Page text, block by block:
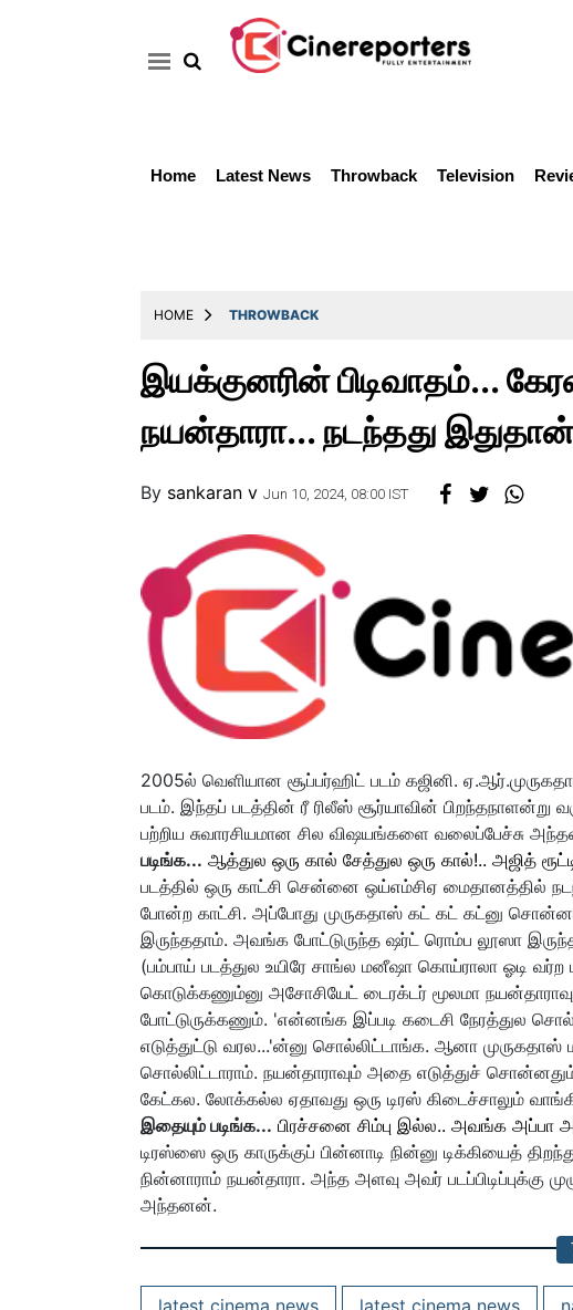
Home Latest News Throwback Television
HOME THROWBACK
இயக்குனரின் பிடிவாதம்...
நயன்தாரா... நடந்தது
By sankaran v Jun 10, 2024, 08:00 IST
2005ல் வெளியான சூப்பர்ஹிட் படம் கஜினி.
படம். இந்தப் படத்தின் ரீ ரிலீஸ் சூர்யாவின் பிறந்தநாளன்று
பற்றிய சுவாரசியமான சில விஷயங்களை வலைப்பேச்சு
படிங்க... ஆத்துல ஒரு கால் சேத்துல ஒரு கால்!.. அஜித்
படத்தில் ஒரு காட்சி சென்னை ஒய்எம்சிஏ மைதானத்தில்
போன்ற காட்சி. அப்போது முருகதாஸ் கட் கட் கட்னு
இருந்ததாம். அவங்க போட்டுருந்த ஷர்ட் ரொம்ப லூஸா
(பம்பாய் படத்துல உயிரே சாங்ல மனீஷா கொய்ராலா ஓடி
கொடுக்கணும்னு அசோசியேட் டைரக்டர் மூலமா
போட்டுருக்கணும். 'என்னங்க இப்படி கடைசி நேரத்துல
எடுத்துட்டு வரல...'ன்னு சொல்லிட்டாங்க. ஆனா முருகதாஸ்
சொல்லிட்டாராம். நயன்தாராவும் அதை எடுத்துச்
கேட்கல. லோக்கல்ல ஏதாவது ஒரு டிரஸ் கிடைச்சாலும்
இதையும் படிங்க... பிரச்சனை சிம்பு இல்ல.. அவங்க அப்பா
டிரஸ்ஸை ஒரு காருக்குப் பின்னாடி நின்னு டிக்கியைத்
நின்னாராம் நயன்தாரா. அந்த அளவு அவர் படப்பிடிப்புக்கு
அந்தனன்.
latest cinema news latest cinema news